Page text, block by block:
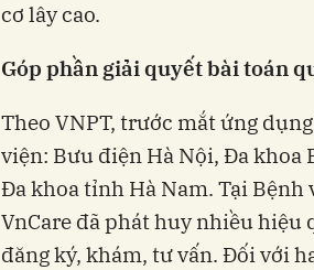
cơ lây cao.
Góp phần giải quyết bài toán
Theo VNPT, trước mắt ứng
viện: Bưu điện Hà Nội, Đa
Đa khoa tỉnh Hà Nam. Tại
VnCare đã phát huy nhiều
đăng ký, khám, tư vấn. Đối với